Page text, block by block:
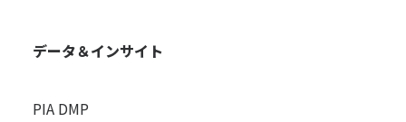
データ＆インサイト
PIA DMP